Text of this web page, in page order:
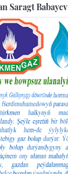
Saragt Babayev